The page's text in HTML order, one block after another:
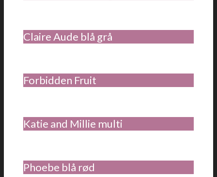
Claire Aude blå grå
Forbidden Fruit
Katie and Millie multi
Phoebe blå rød